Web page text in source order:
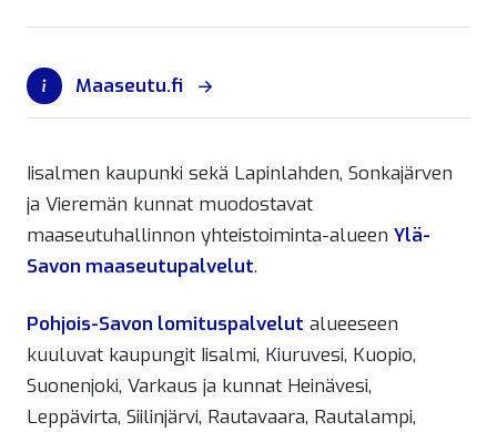
Maaseutu.fi
Iisalmen kaupunki sekä Lapinlahden, Sonkajärven
ja Vieremän kunnat muodostavat
maaseutuhallinnon yhteistoiminta-alueen Ylä-
Savon maaseutupalvelut.
Pohjois-Savon lomituspalvelut alueeseen
kuuluvat kaupungit Iisalmi, Kiuruvesi, Kuopio,
Suonenjoki, Varkaus ja kunnat Heinävesi,
Leppävirta, Siilinjärvi, Rautavaara, Rautalampi,